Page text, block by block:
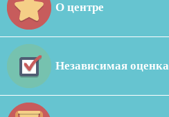
О центре
Независимая оценка